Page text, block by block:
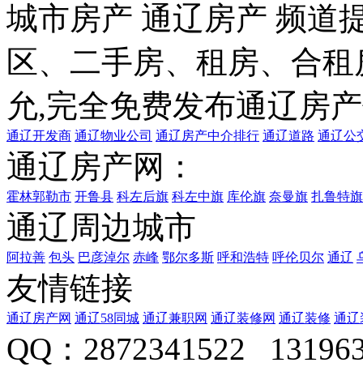
城市房产 通辽房产 频道
区、二手房、租房、合
允,完全免费发布通辽房产
通辽开发商 通辽物业公司 通辽房产中介排行 通辽道路 通辽公
通辽房产网：
霍林郭勒市 开鲁县 科左后旗 科左中旗 库伦旗 奈曼旗 扎鲁特旗
通辽周边城市
阿拉善 包头 巴彦淖尔 赤峰 鄂尔多斯 呼和浩特 呼伦贝尔 通辽
友情链接
通辽房产网 通辽58同城 通辽兼职网 通辽装修网 通辽装修 通辽
QQ：2872341522